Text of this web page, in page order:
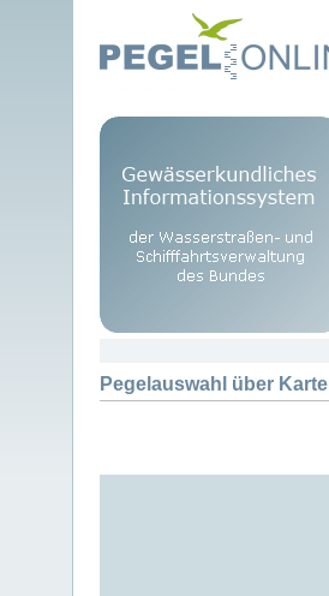
Pegelauswahl über Karte